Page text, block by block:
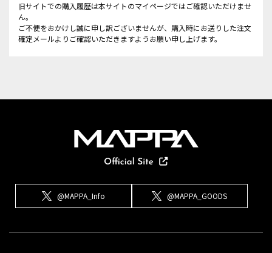
旧サイトでの購入履歴は本サイトのマイページではご確認いただけませ
ん。
ご不便をおかけし誠に申し訳ございませんが、購入時にお送りした注文
確定メールよりご確認いただきますようお願い申し上げます。
@MAPPA_Info @MAPPA_GOODS